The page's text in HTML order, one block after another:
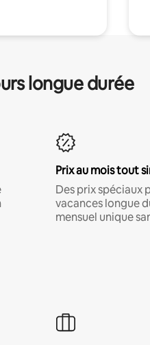
longue durée
Prix au mois tout
Des prix spéciaux
vacances longue
mensuel unique